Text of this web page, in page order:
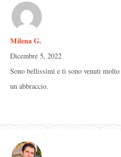
Milena G.
Dicembre 5, 2022
Sono bellissimi e ti sono venuti
un abbraccio.